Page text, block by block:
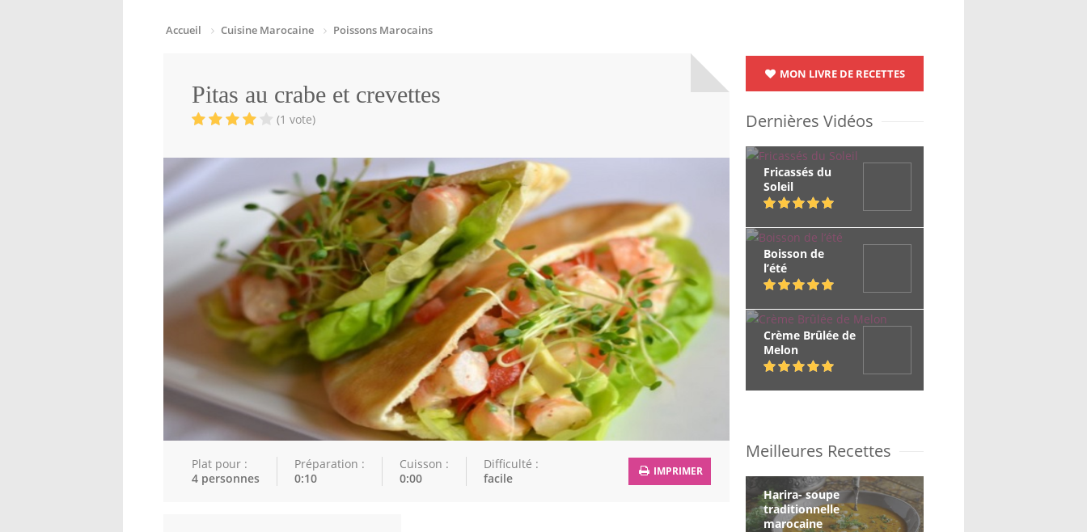
Accueil Cuisine Marocaine Poissons Marocains
Pitas au crabe et crevettes
(1 vote)
Plat pour :
4 personnes
Préparation :
0:10
Cuisson :
0:00
Difficulté :
facile
IMPRIMER
MON LIVRE DE RECETTES
Dernières Vidéos
Fricassés du
Soleil
Boisson de
l’été
Crème Brûlée de
Melon
Meilleures Recettes
Harira- soupe
traditionnelle
marocaine